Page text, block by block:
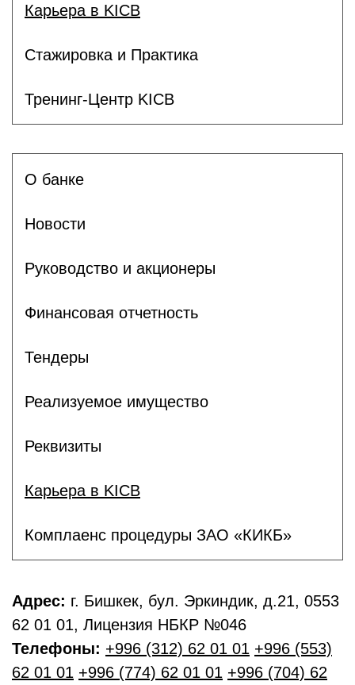
Карьера в KICB
Стажировка и Практика
Тренинг-Центр KICB
О банке
Новости
Руководство и акционеры
Финансовая отчетность
Тендеры
Реализуемое имущество
Реквизиты
Карьера в KICB
Комплаенс процедуры ЗАО «КИКБ»
Адрес: г. Бишкек, бул. Эркиндик, д.21, 0553
62 01 01, Лицензия НБКР №046
Телефоны: +996 (312) 62 01 01 +996 (553)
62 01 01 +996 (774) 62 01 01 +996 (704) 62